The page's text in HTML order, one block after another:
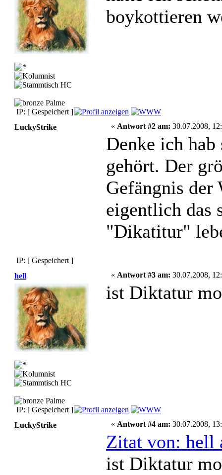
boykottieren
IP: [ Gespeichert ]
LuckyStrike
« Antwort #2 am: 30.07.2008,
Denke ich hab
gehört. Der
Gefängnis der
eigentlich das
"Dikatitur"
IP: [ Gespeichert ]
hell
« Antwort #3 am: 30.07.2008,
ist Diktatur
IP: [ Gespeichert ]
LuckyStrike
« Antwort #4 am: 30.07.2008,
Zitat von: hell
ist Diktatur